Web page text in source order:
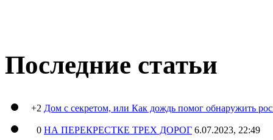
Последние статьи
+2 Дом с секретом, или Как дождь помог обнаружить
0 НА ПЕРЕКРЕСТКЕ ТРЕХ ДОРОГ 6.07.2023, 22:49